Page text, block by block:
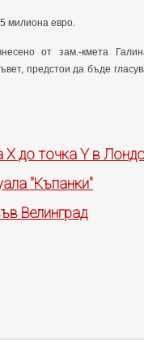
милиона евро.
от зам.-кметa
предстои да бъде
Х до точка Y в
"Къпанки"
Велинград